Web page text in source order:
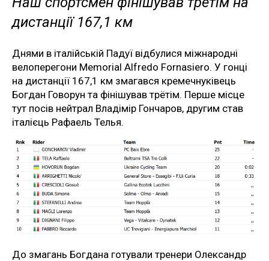
дистанції 167,1 км
Днями в італійській Падуї відбулися міжнародні
велоперегони Memorial Alfredo Fornasiero. У гонці
на дистанції 167,1 км змагався кремечнуківець
Богдан Говорун та фінішував трётім. Перше місце
тут посів нейтрал Владімір Гончаров, другим став
італієць Рафаель Телья.
До змагань Богдана готували тренери Олександр